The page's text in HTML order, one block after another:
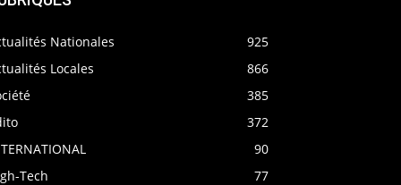
Nationales
925
Locales
866
385
372
90
Tech
77